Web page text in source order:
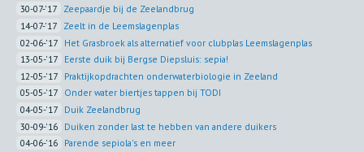
30-07-'17 Zeepaardje bij de Zeelandbrug
14-07-'17 Zeelt in de Leemslagenplas
02-06-'17 Het Grasbroek als alternatief voor clubplas Leemslagenplas
13-05-'17 Eerste duik bij Bergse Diepsluis: sepia!
12-05-'17 Praktijkopdrachten onderwaterbiologie in Zeeland
05-05-'17 Onder water biertjes tappen bij TODI
04-05-'17 Duik Zeelandbrug
30-09-'16 Duiken zonder last te hebben van andere duikers
04-06-'16 Parende sepiola's en meer